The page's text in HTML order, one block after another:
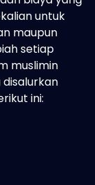
untuk
maupun
setiap
muslimin
ini: